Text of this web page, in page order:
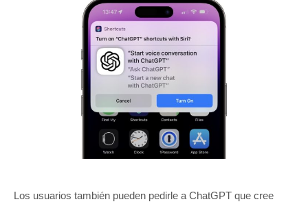
Los usuarios también pueden pedirle a ChatGPT que cree